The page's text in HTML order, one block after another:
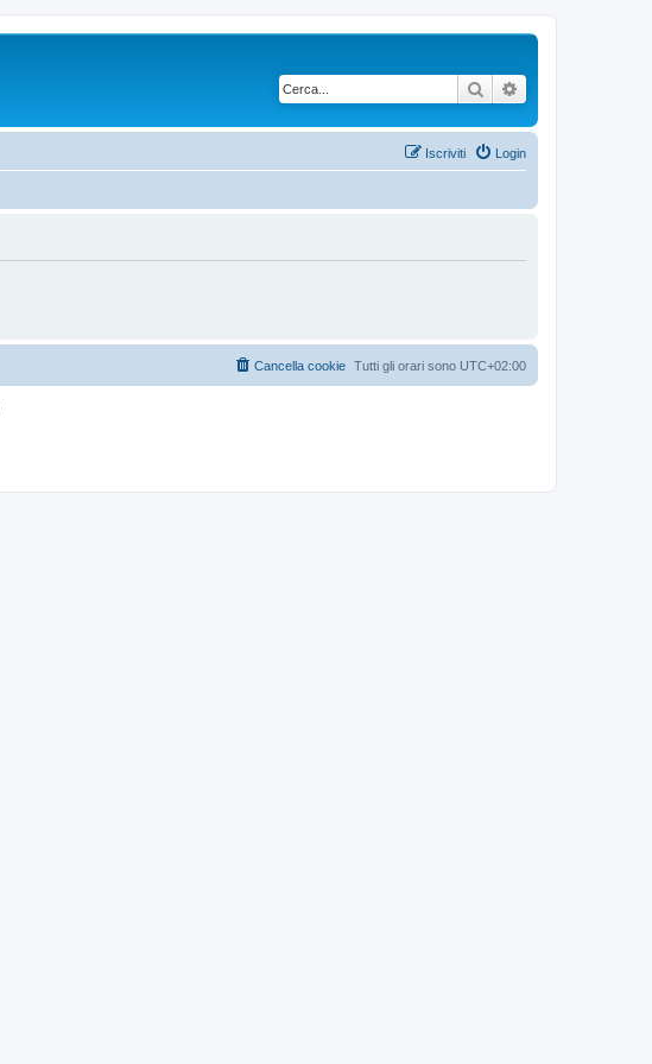
Cerca
Login
Iscriviti
Tutti gli orari sono UTC+02:00
Cancella cookie